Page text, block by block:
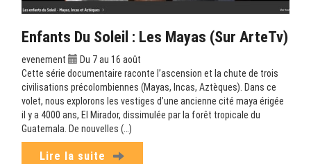
Enfants Du Soleil : Les Mayas (sur ArteTv)
evenement
Du 7 au 16 août
Cette série documentaire raconte l’ascension et la chute de trois
civilisations précolombiennes (Mayas, Incas, Aztèques). Dans ce
volet, nous explorons les vestiges d’une ancienne cité maya érigée
il y a 4000 ans, El Mirador, dissimulée par la forêt tropicale du
Guatemala. De nouvelles (…)
Lire la suite